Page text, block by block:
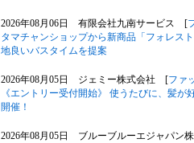
2026年08月06日 有限会社九南サービス [
タマチャンショップから新商品「フォレス
地良いバスタイムを提案
2026年08月05日 ジェミー株式会社 [ファ
《エントリー受付開始》 使うたびに、髪
開催！
2026年08月05日 ブルーブルーエジャパン